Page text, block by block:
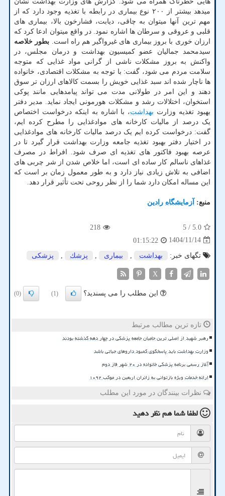
میدهد بیشتر از ۲۰۰ نوع بیماری در رابطه با تغذیه وجود دارد که از
مهم ترین آنها میتوان به چاقی، دیابت، فشارخون بالا، بیماری های
قلبی و عروقی و سرطان ها اشاره نمود. در واقع میتوان ادعا کرد که
ارزان خوری با بروز بیماری های غیرواگیر هم راه است. بطور خلاصه
سیدمحمد جمالیان عضو کمیسیون بهداشت و درمان مجلس، در
واکنش به بروز مشکلات ناشی از گرانی مواد غذایی که متوجه
سلامت مردم می شود، گفت: با توجه به مشکلات اقتصادی، خانواده
ها ناچار شده اند سبد غذایی خویش را بسمت کالاهای ارزان تر سوق
دهند و این امر در طولانی مدت می تواند پیامدهایی مانند پوکی
استخوان، اختلالات رشد و مشکلات هورمونی ایجاد نماید. مدیر دفتر
بهبود تغذیه وزارت بهداشت، با اشاره به اینکه درخواست اختصاص
یک درصد از مالیات کارخانه های موادغذایی را مطرح کرده ایم،
گفت: درخواست کرده ایم یک درصد مالیات کارخانه های موادغذایی
در اختیار دفتر بهبود تغذیه جامعه وزارت بهداشت قرار گیرد تا در
عرصه بهبود فاکتور های تغذیه ای صرف شود. افراط در مصرف
غذاهای ناسالم کار ساده ای است، اما خلاص شدن از شر چربی های
اضافی به تلاش زیادی نیاز دارد و به طور معمول زمان بر است که
این مساله امکان دارد شما را از نظر روحی تحت تأثیر قرار دهد.
منبع: آزمایشگاه رادین
5.0
/ 5
218
1404/11/14
01:15:22
تگهای خبر:
بهداشت , بیماری , پزشك , پزشكی
X
این مطلب را می پسندید؟ (1)
(0)
تازه ترین مطالب مرتبط
رهبر شهید از اصلی ترین حامیان جامعه پزشکی در چهار دهه گذشته بودند
وزارت بهداشت باید پاسخگوی کمبود داروهای حیاتی باشد
آغاز رسمی برنامه پزشکی خانواده در ۲۰ شهر فاز دوم
ارائه خدمات ویژه بازتوانی به زائران اربعین در موکب ۱۰۹۲
نظرات بینندگان در مورد این مطلب
لطفا شما همنظر دهید